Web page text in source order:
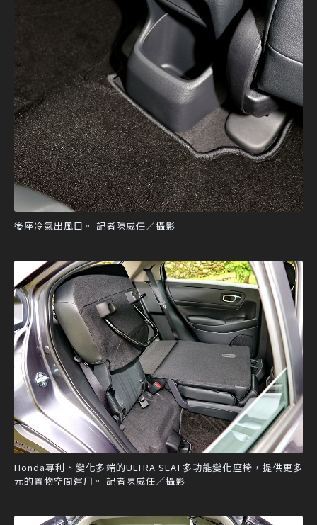
後座冷氣出風口。 記者陳威任／攝影
Honda專利、變化多端的ULTRA SEAT多功能變化座椅，提供更多
元的置物空間運用。 記者陳威任／攝影